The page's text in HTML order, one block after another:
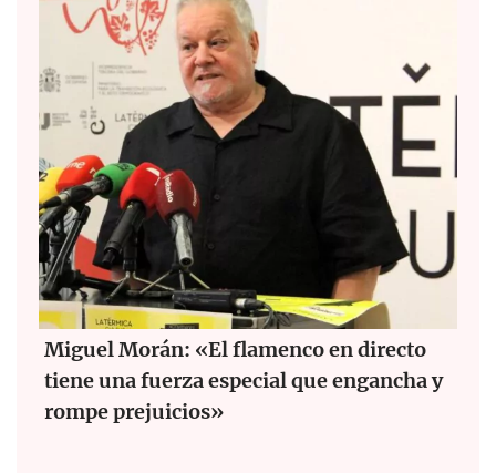
Miguel Morán: «El flamenco en directo
tiene una fuerza especial que engancha y
rompe prejuicios»